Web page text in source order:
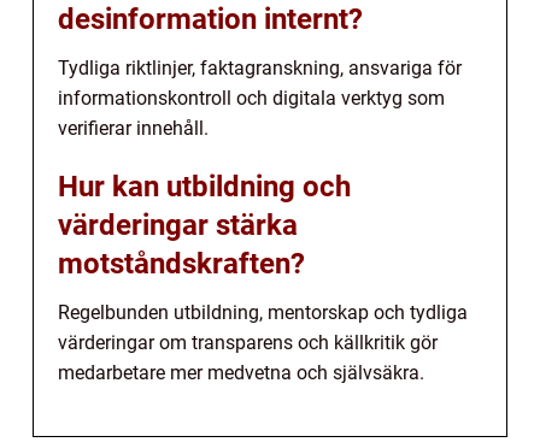
desinformation internt?
Tydliga riktlinjer, faktagranskning, ansvariga för
informationskontroll och digitala verktyg som
verifierar innehåll.
Hur kan utbildning och
värderingar stärka
motståndskraften?
Regelbunden utbildning, mentorskap och tydliga
värderingar om transparens och källkritik gör
medarbetare mer medvetna och självsäkra.